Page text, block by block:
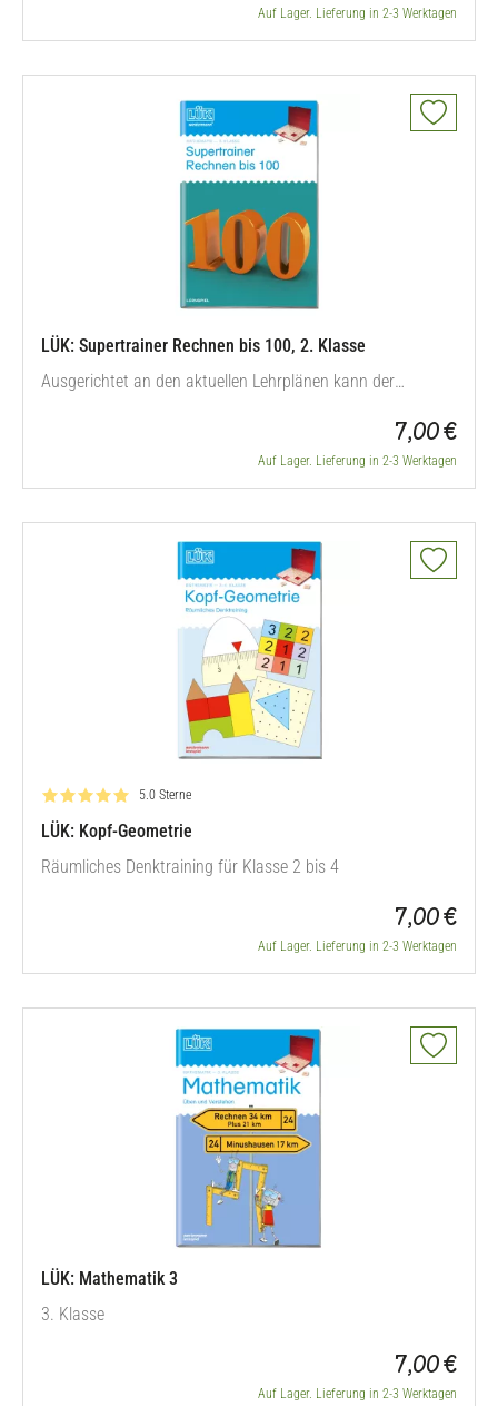
Auf Lager. Lieferung in 2-3 Werktagen
LÜK: Supertrainer Rechnen bis 100, 2. Klasse
Ausgerichtet an den aktuellen Lehrplänen kann der
Freiarbeit, Wochenplänen, beim Lernen an Stationen, im
Förderunterricht oder bei zusätzlichen Übungen zu Hause
spielerisch und selbstkontrolliert geübt werden. Mit neueren
7,00 €
Auf Lager. Lieferung in 2-3 Werktagen
Bewertung: 5.0 von 5
5.0 Sterne
LÜK: Kopf-Geometrie
Räumliches Denktraining für Klasse 2 bis 4
7,00 €
Auf Lager. Lieferung in 2-3 Werktagen
LÜK: Mathematik 3
3. Klasse
7,00 €
Auf Lager. Lieferung in 2-3 Werktagen